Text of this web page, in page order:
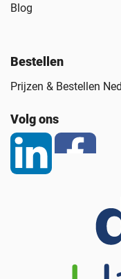
Blog
Bestellen
Prijzen & Bestellen
Volg ons